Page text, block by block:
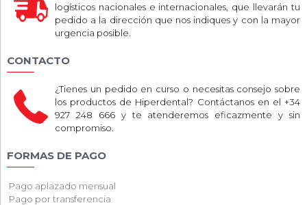
logísticos nacionales e internacionales, que llevarán tu
pedido a la dirección que nos indiques y con la mayor
urgencia posible.
CONTACTO
¿Tienes un pedido en curso o necesitas consejo sobre
los productos de Hiperdental? Contáctanos en el +34
927 248 666 y te atenderemos eficazmente y sin
compromiso.
FORMAS DE PAGO
Pago aplazado mensual
Pago por transferencia